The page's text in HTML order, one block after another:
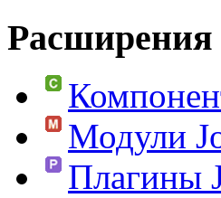
Расширения
Модули
Плагины